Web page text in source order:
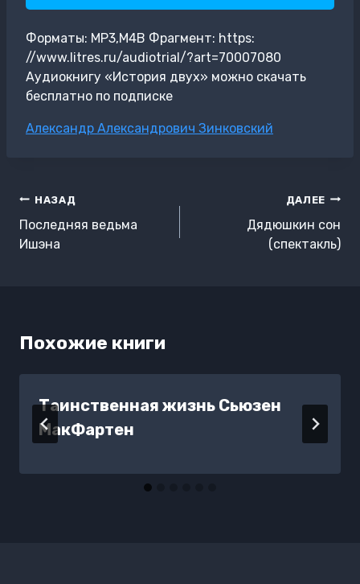
Форматы: MP3,M4B Фрагмент: https:
//www.litres.ru/audiotrial/?art=70007080
Аудиокнигу «История двух» можно скачать
бесплатно по подписке
Метки
Александр Александрович Зинковский
Навигация
по
записям
НАЗАД
Последняя ведьма
Ишэна
ДАЛЕЕ
Дядюшкин сон
(спектакль)
Похожие книги
Таинственная жизнь Сьюзен
МакФартен